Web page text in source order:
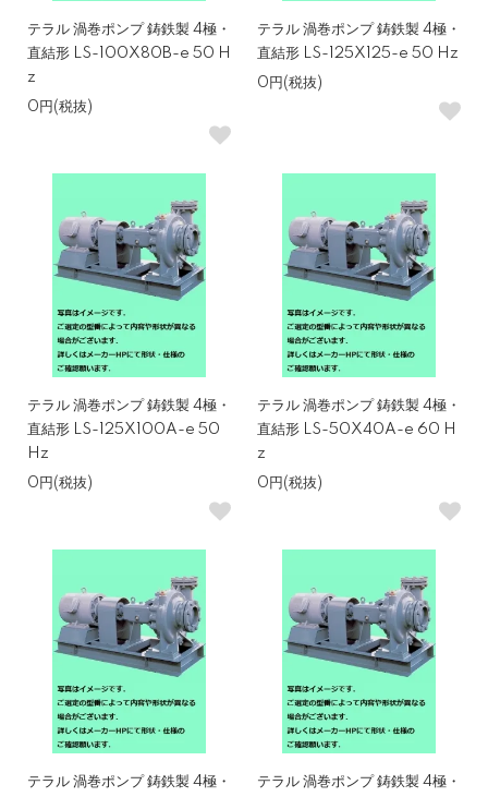
テラル 渦巻ポンプ 鋳鉄製 4極・
直結形 LS-100X80B-e 50 H
z
0円(税抜)
テラル 渦巻ポンプ 鋳鉄製 4極・
直結形 LS-125X125-e 50 Hz
0円(税抜)
テラル 渦巻ポンプ 鋳鉄製 4極・
直結形 LS-125X100A-e 50
Hz
0円(税抜)
テラル 渦巻ポンプ 鋳鉄製 4極・
直結形 LS-50X40A-e 60 H
z
0円(税抜)
テラル 渦巻ポンプ 鋳鉄製 4極・
テラル 渦巻ポンプ 鋳鉄製 4極・